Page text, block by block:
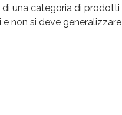
di una categoria di prodotti
non si deve generalizzare